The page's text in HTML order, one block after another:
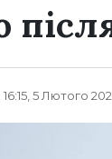
16:15, 5 Лютого